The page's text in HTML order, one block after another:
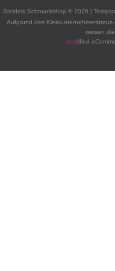
Steidels Schmuckshop © 2026 |
Aufgrund des
weisen
modified